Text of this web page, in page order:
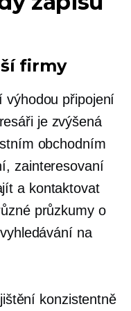
firmy
výhodou připojení
je zvýšená
obchodním
zainteresovaní
a kontaktovat
průzkumy o
na
konzistentně